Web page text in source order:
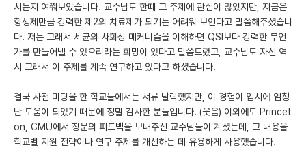
시는지 여쭤보았습니다. 교수님도 한때 그 주제에 관심이 많았지만, 지금은
항생제만큼 강력한 제2의 치료제가 되기는 어려워 보인다고 말씀해주셨습니
다. 저는 그래서 세균의 사회성 메커니즘을 이해하면 QSI보다 강력한 무언
가를 만들어낼 수 있으리라는 희망이 있다고 말씀드렸고, 교수님도 자신 역
시 그래서 이 주제를 계속 연구하고 있다고 하셨습니다.
결국 사전 미팅을 한 학교들에서는 서류 탈락했지만, 이 경험이 입시에 엄청
난 도움이 되었기 때문에 정말 감사한 분들입니다. (웃음) 이외에도 Princet
on, CMU에서 장문의 피드백을 보내주신 교수님들이 계셨는데, 그 내용을
학교별 지원 전략이나 연구 주제를 개선하는 데 유용하게 사용했습니다.